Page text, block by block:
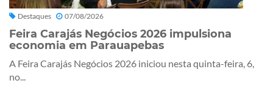
Destaques 07/08/2026
Feira Carajás Negócios 2026 impulsiona
economia em Parauapebas
A Feira Carajás Negócios 2026 iniciou nesta quinta-feira, 6,
no...